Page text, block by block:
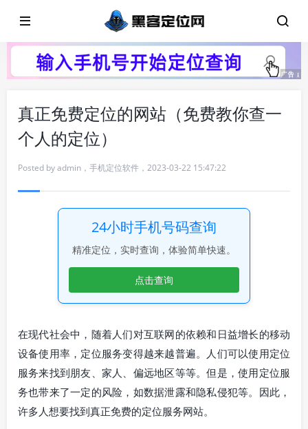
真正免费定位的网站（免费教你查一
个人的定位）
Posted byadmin ， 手机定位软件 ， 2023-03-22 15:47:22
24小时手机号码查询
精准定位，实时查询，体验简单快速。
点击查询
在现代社会中，随着人们对互联网的依赖和日益增长的移动
设备使用率，定位服务变得越来越普遍。人们可以使用定位
服务来找到朋友、家人、偏远地区等等。但是，使用定位服
务也带来了一定的风险，如数据泄露和隐私侵犯等。因此，
许多人想要找到真正免费的定位服务网站。